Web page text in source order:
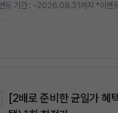
[2배로 준비한 균일가 혜